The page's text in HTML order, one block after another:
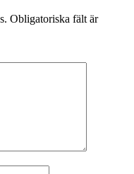
Obligatoriska fält är